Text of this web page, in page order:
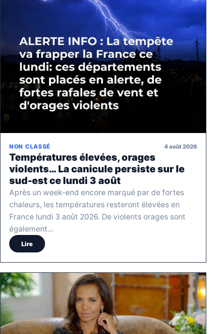
NON CLASSÉ 4 août 2026
Températures élevées, orages
violents… La canicule persiste sur le
sud-est ce lundi 3 août
Après un week-end encore marqué par de fortes
chaleurs, les températures resteront élevées en
France lundi 3 août 2026. De violents orages sont
également…
Lire